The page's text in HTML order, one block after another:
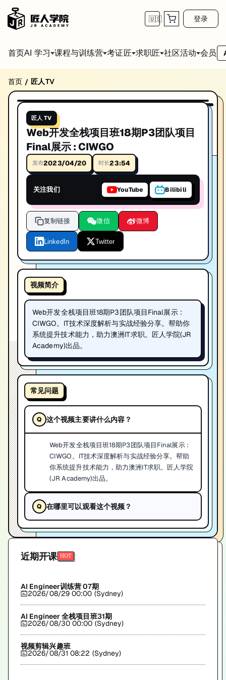
🇺🇸 登录
首页AI 学习 课程与训练营 考证匠 求职匠 社区活动 会员
Web开发全栈项目班18期P3团队项目Final展示
Web开发全栈项目班18期P3团队项目Final展示 : CIWGO。IT技术深度
时长: 23:54
发布日期: 2023/4/20
本视频由匠人学院提供，涵盖IT技术相关知识点，帮助你系统学习和提
首页 / 匠人TV
播放视频
匠人 TV
Web开发全栈项目班18期P3团队项目
Final展示 : CIWGO
发布2023/04/20 时长23:54
关注我们 YouTube Bilibili
复制链接 微信 微博
LinkedIn Twitter
视频简介
Web开发全栈项目班18期P3团队项目Final展示 :
CIWGO。IT技术深度解析与实战经验分享。帮助你
系统提升技术能力，助力澳洲IT求职。匠人学院(JR
Academy)出品。
常见问题
这个视频主要讲什么内容？
Web开发全栈项目班18期P3团队项目Final展示 :
CIWGO。IT技术深度解析与实战经验分享。帮助
你系统提升技术能力，助力澳洲IT求职。匠人学院
(JR Academy)出品。
在哪里可以观看这个视频？
近期开课
AI Engineer训练营 07期
2026/08/29 00:00 (Sydney)
AI Engineer 全栈项目班31期
2026/08/30 00:00 (Sydney)
视频剪辑兴趣班
2026/08/31 08:22 (Sydney)